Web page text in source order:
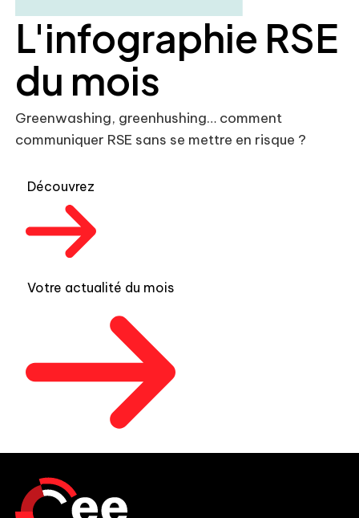
L'infographie RSE
du mois
Greenwashing, greenhushing… comment
communiquer RSE sans se mettre en risque ?
Découvrez
Votre actualité du mois